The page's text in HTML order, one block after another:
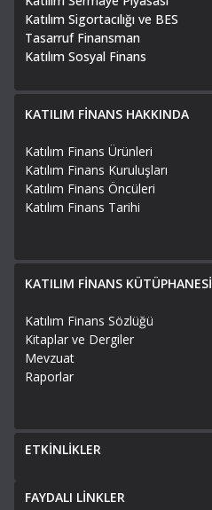
Katılım Sigortacılığı ve BES
Tasarruf Finansman
Katılım Sosyal Finans
KATILIM FİNANS HAKKINDA
Katılım Finans Ürünleri
Katılım Finans Kuruluşları
Katılım Finans Öncüleri
Katılım Finans Tarihi
KATILIM FİNANS KÜTÜPHANESİ
Katılım Finans Sözlüğü
Kitaplar ve Dergiler
Mevzuat
Raporlar
ETKİNLİKLER
FAYDALI LİNKLER